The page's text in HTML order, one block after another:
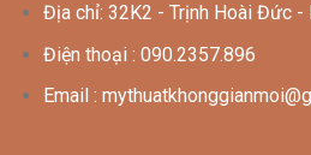
Địa chỉ: 32K2 - Trịnh Hoài Đức -
Điện thoại : 090.2357.896
Email :